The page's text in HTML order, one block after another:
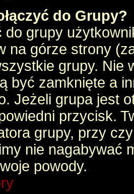
do Grupy?
do grupy
na górze strony
grupy. Nie
być zamknięte a
Jeżeli grupa jest
przycisk.
grupy, przy
nie nagabywać
powody.